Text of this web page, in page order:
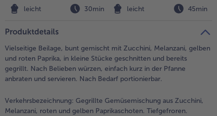
leicht 30min leicht 45min
Produktdetails
Vielseitige Beilage, bunt gemischt mit Zucchini, Melanzani, gelben
und roten Paprika, in kleine Stücke geschnitten und bereits
gegrillt. Nach Belieben würzen, einfach kurz in der Pfanne
anbraten und servieren. Nach Bedarf portionierbar.
Verkehrsbezeichnung: Gegrillte Gemüsemischung aus Zucchini,
Melanzani, roten und gelben Paprikaschoten. Tiefgefroren.